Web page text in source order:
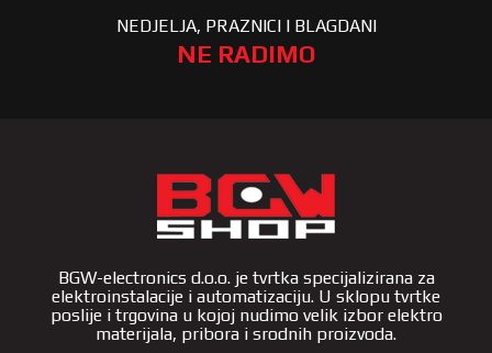
NEDJELJA, PRAZNICI I BLAGDANI
NE RADIMO
BGW-electronics d.o.o. je tvrtka specijalizirana za
elektroinstalacije i automatizaciju. U sklopu tvrtke
poslije i trgovina u kojoj nudimo velik izbor elektro
materijala, pribora i srodnih proizvoda.